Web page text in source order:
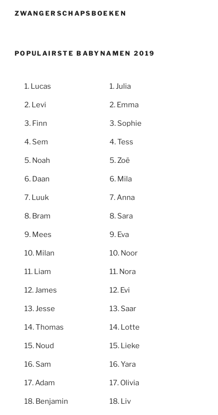
ZWANGERSCHAPSBOEKEN
POPULAIRSTE BABYNAMEN 2019
Lucas
Levi
Finn
Sem
Noah
Daan
Luuk
Bram
Mees
Milan
Liam
James
Jesse
Thomas
Noud
Sam
Adam
Benjamin
Julia
Emma
Sophie
Tess
Zoë
Mila
Anna
Sara
Eva
Noor
Nora
Evi
Saar
Lotte
Lieke
Yara
Olivia
Liv